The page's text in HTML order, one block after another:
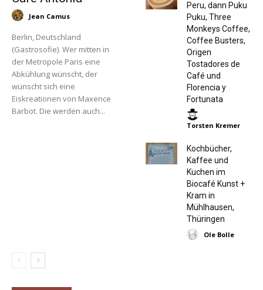
Jean Camus
Berlin, Deutschland
(Gastrosofie). Wer mitten in
der Metropole Paris eine
Abkühlung wünscht, der
wünscht sich eine
Eiskreationen von Maxence
Barbot. Die werden auch...
Peru, dann Puku
Puku, Three
Monkeys Coffee,
Coffee Busters,
Origen
Tostadores de
Café und
Florencia y
Fortunata
Torsten Kremer
Kochbücher,
Kaffee und
Kuchen im
Biocafé Kunst +
Kram in
Mühlhausen,
Thüringen
Ole Bolle